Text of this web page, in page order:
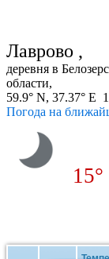
Лаврово ,
деревня в
области,
59.9° N, 37.37° E
Погода на
15°